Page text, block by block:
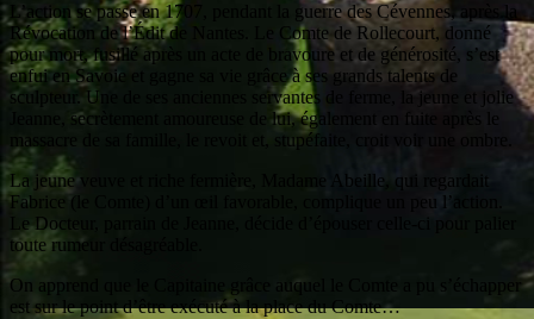
L’action se passe en 1707, pendant la guerre des Cévennes, après la
Révocation de l’Édit de Nantes. Le Comte de Rollecourt, donné
pour mort, fusillé après un acte de bravoure et de générosité, s’est
enfui en Savoie et gagne sa vie grâce à ses grands talents de
sculpteur. Une de ses anciennes servantes de ferme, la jeune et jolie
Jeanne, secrètement amoureuse de lui, également en fuite après le
massacre de sa famille, le revoit et, stupéfaite, croit voir une ombre.
La jeune veuve et riche fermière, Madame Abeille, qui regardait
Fabrice (le Comte) d’un œil favorable, complique un peu l’action.
Le Docteur, parrain de Jeanne, décide d’épouser celle-ci pour palier
toute rumeur désagréable.
On apprend que le Capitaine grâce auquel le Comte a pu s’échapper
est sur le point d’être exécuté à la place du Comte…